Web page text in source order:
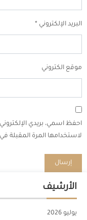
البريد الإلكتروني *
موقع الكتروني
احفظ اسمي، بريدي
لاستخدامها المرة المقبلة
الأرشيف
يوليو 2026